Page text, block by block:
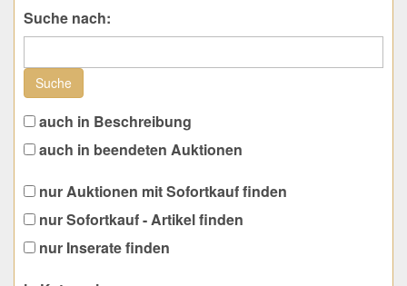
Suche nach:
Suche
auch in Beschreibung
auch in beendeten Auktionen
nur Auktionen mit Sofortkauf finden
nur Sofortkauf - Artikel finden
nur Inserate finden